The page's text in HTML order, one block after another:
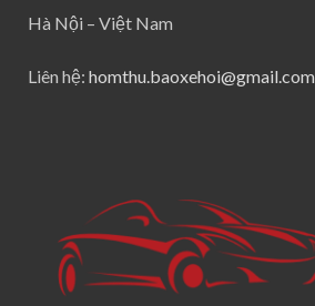
Hà Nội – Việt Nam
Liên hệ: homthu.baoxehoi@gmail.com